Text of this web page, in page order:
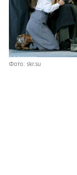
Фото: skr.su